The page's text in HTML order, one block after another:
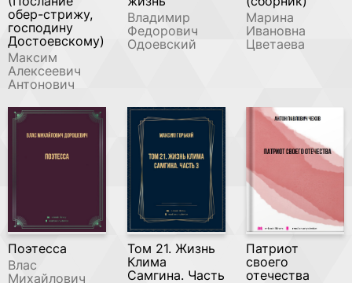
обер-стрижу,
господину
Достоевскому)
Максим
Алексеевич
Антонович
Владимир
Федорович
Одоевский
Марина
Ивановна
Цветаева
Поэтесса
Влас
Михайлович
Том 21. Жизнь
Клима
Самгина. Часть
Патриот
своего
отечества